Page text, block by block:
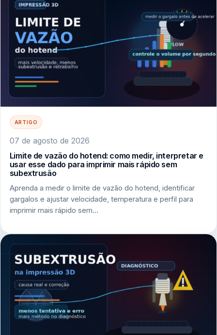
ARTIGO
07 de agosto de 2026
Limite de vazão do hotend: como medir, interpretar e
usar esse dado para imprimir mais rápido sem
subextrusão
Aprenda a medir o limite de vazão do hotend, identificar
gargalos e ajustar velocidade, temperatura e perfil para
imprimir mais rápido sem…